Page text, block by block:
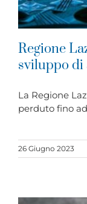
Regione
sviluppo di
La Regione
perduto fino
26 Giugno 2023